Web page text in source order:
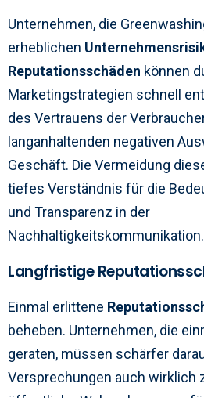
Unternehmen, die
erheblichen
Reputationsschäden können
Marketingstrategien schnell
des Vertrauens der
langanhaltenden negativen
Geschäft. Die Vermeidung
tiefes Verständnis für die
und Transparenz in der
Nachhaltigkeitskommunikation.
Langfristige
Einmal erlittene
beheben. Unternehmen, die
geraten, müssen schärfer
Versprechungen auch wirklich